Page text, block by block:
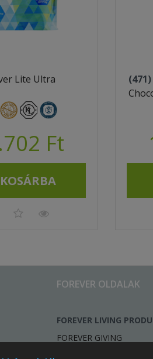
Lite Ultra
Ft
KOSÁRBA
(471)
FOREVER OLDALAK
FOREVER LIVING
FOREVER GIVING